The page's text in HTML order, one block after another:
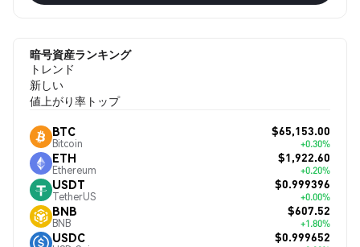
暗号資産ランキング
トレンド
新しい
値上がり率トップ
BTC
Bitcoin
$65,153.00
+0.30%
ETH
Ethereum
$1,922.60
+0.20%
USDT
TetherUS
$0.999396
+0.00%
BNB
BNB
$607.52
+1.80%
USDC $0.999652